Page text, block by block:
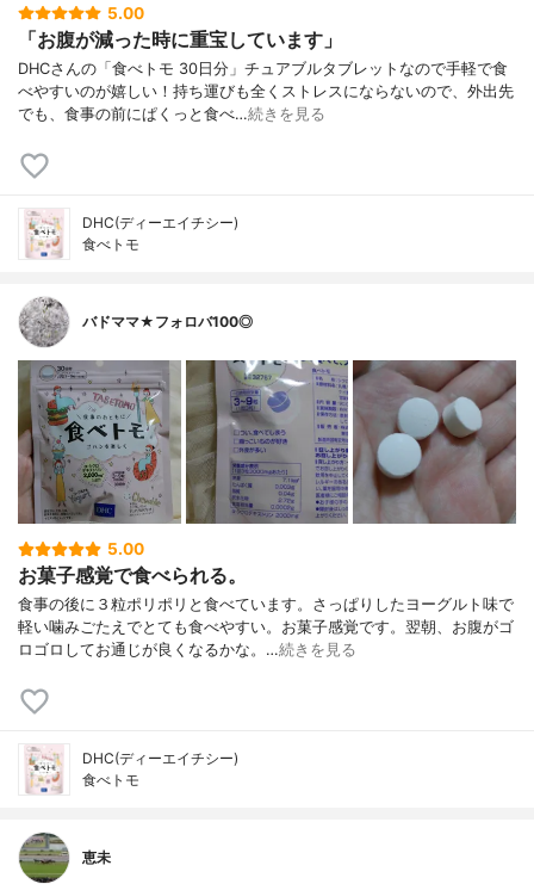
5.00
「お腹が減った時に重宝しています」
DHCさんの「食べトモ 30日分」チュアブルタブレットなので手軽で食
べやすいのが嬉しい！持ち運びも全くストレスにならないので、外出先
でも、食事の前にぱくっと食べ…続きを見る
DHC(ディーエイチシー)
食べトモ
バドママ★フォロバ100◎
5.00
お菓子感覚で食べられる。
食事の後に３粒ポリポリと食べています。さっぱりしたヨーグルト味で
軽い噛みごたえでとても食べやすい。お菓子感覚です。翌朝、お腹がゴ
ロゴロしてお通じが良くなるかな。…続きを見る
DHC(ディーエイチシー)
食べトモ
恵未